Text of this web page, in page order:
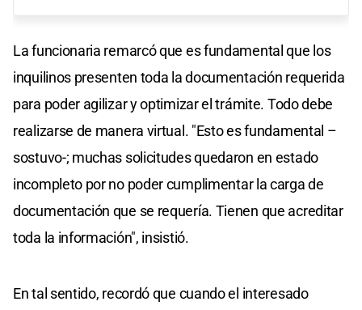
La funcionaria remarcó que es fundamental que los
inquilinos presenten toda la documentación requerida
para poder agilizar y optimizar el trámite. Todo debe
realizarse de manera virtual. "Esto es fundamental –
sostuvo-; muchas solicitudes quedaron en estado
incompleto por no poder cumplimentar la carga de
documentación que se requería. Tienen que acreditar
toda la información", insistió.
En tal sentido, recordó que cuando el interesado